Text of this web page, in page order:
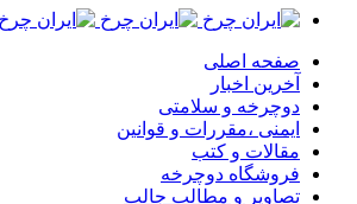
صفحه اصلی
آخرین اخبار
دوچرخه و سلامتی
ایمنی ،مقررات و قوانین
مقالات و کتب
فروشگاه دوچرخه
تصاویر و مطالب جالب